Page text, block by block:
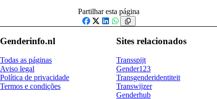
Partilhar esta página
Facebook
X LinkedIn
WhatsApp
Genderinfo.nl
Todas as páginas
Aviso legal
Política de privacidade
Termos e condições
Sites relacionados
Transspijt
Gender123
Transgenderidentiteit
Transwijzer
Genderhub